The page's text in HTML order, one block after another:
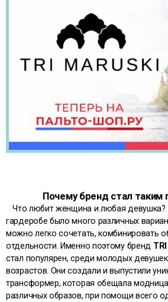
Почему бренд стал таким
Что любит женщина и любая девушка?
гардеробе было много различных
можно легко сочетать, комбинировать
отдельности. Именно поэтому бренд TRI
стал популярен, среди молодых
возрастов. Они создали и выпустили
трансформер, которая обещала
различных образов, при помощи всего